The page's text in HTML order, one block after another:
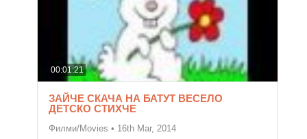
00:01:21
ЗАЙЧЕ СКАЧА НА БАТУТ ВЕСЕЛО
ДЕТСКО СТИХЧЕ
Филми/Movies • 16th Mar, 2014